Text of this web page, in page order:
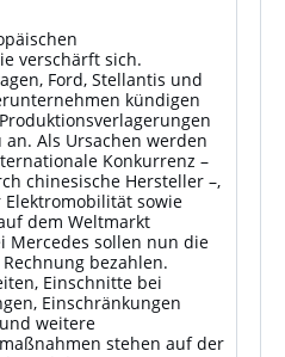
verschärft sich.
Ford, Stellantis und
kündigen
Als Ursachen werden
Konkurrenz –
chinesische Hersteller –,
sowie
dem Weltmarkt
Mercedes sollen nun die
bezahlen.
Einschnitte bei
Einschränkungen
weitere
stehen auf der